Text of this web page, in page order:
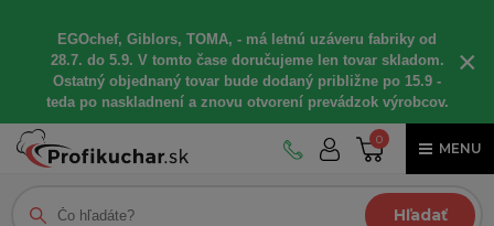
EGOchef, Giblors, TOMA, - má letnú uzáveru fabriky od
28.7. do 5.9. V tomto čase doručujeme len tovar skladom.
Ostatný objednaný tovar bude dodaný približne po 15.9 -
teda po naskladnení a znovu otvorení prevádzok výrobcov.
×
0
MENU
Hľadať